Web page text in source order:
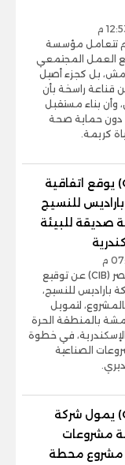
تتعامل مؤسسة
العمل المجتمعي
بل كجزء أصيل
قناعة راسخة بأن
وأن بناء مستقبل
دون حماية صحة
كريمة.
البنك التجاري الدولي (CIB) يوقع اتفاقية
للنسيج
صديقة للبيئة
أعلن البنك التجاري الدولي – مصر (CIB) عن توقيع
باراديس للنسيج،
لتمويل
بالمنطقة الحرة
في خطوة
الصناعية
البنك التجاري الدولي (CIB) يمول شركة
مشروعات
مشروع محطة